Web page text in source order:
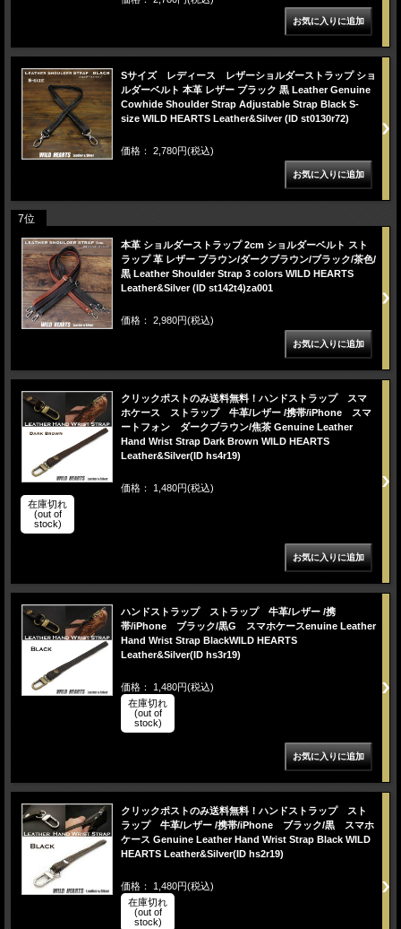
Sサイズ レディース レザーショルダーストラップ ショ
ルダーベルト 本革 レザー ブラック 黒 Leather Genuine
Cowhide Shoulder Strap Adjustable Strap Black S-
size WILD HEARTS Leather&Silver (ID st0130r72)
価格： 2,780円(税込)
7位
本革 ショルダーストラップ 2cm ショルダーベルト スト
ラップ 革 レザー ブラウン/ダークブラウン/ブラック/茶色/
黒 Leather Shoulder Strap 3 colors WILD HEARTS
Leather&Silver (ID st142t4)za001
価格： 2,980円(税込)
クリックポストのみ送料無料！ハンドストラップ スマ
ホケース ストラップ 牛革/レザー /携帯/iPhone スマ
ートフォン ダークブラウン/焦茶 Genuine Leather
Hand Wrist Strap Dark Brown WILD HEARTS
Leather&Silver(ID hs4r19)
価格： 1,480円(税込)
在庫切れ
(out of
stock)
ハンドストラップ ストラップ 牛革/レザー /携
帯/iPhone ブラック/黒G スマホケースenuine Leather
Hand Wrist Strap BlackWILD HEARTS
Leather&Silver(ID hs3r19)
価格： 1,480円(税込)
在庫切れ
(out of
stock)
クリックポストのみ送料無料！ハンドストラップ スト
ラップ 牛革/レザー /携帯/iPhone ブラック/黒 スマホ
ケース Genuine Leather Hand Wrist Strap Black WILD
HEARTS Leather&Silver(ID hs2r19)
価格： 1,480円(税込)
在庫切れ
(out of
stock)